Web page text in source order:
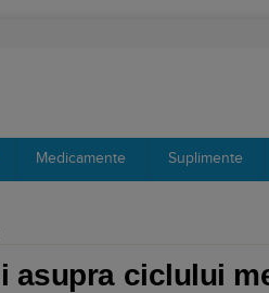
Medicamente Suplimente
asupra ciclului